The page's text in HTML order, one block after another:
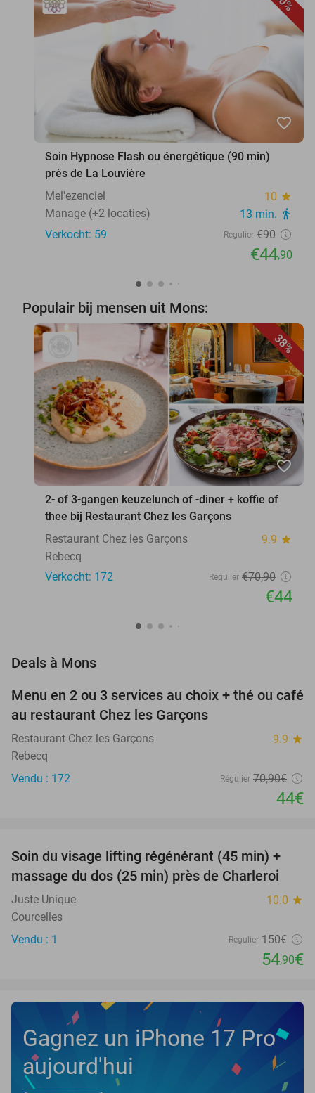
favorite_border
Soin Hypnose Flash ou énergétique (90 min)
près de La Louvière
Mel'ezenciel
10 star
Manage (+2 locaties) 13 min. directions_walk
Verkocht: 59 Regulier €90
€44,90
Populair bij mensen uit Mons:
38%
favorite_border
2- of 3-gangen keuzelunch of -diner + koffie of
thee bij Restaurant Chez les Garçons
Restaurant Chez les Garçons
9.9 star
Rebecq
Verkocht: 172
Regulier €70,90
€44
Deals à Mons
38%
Menu en 2 ou 3 services au choix + thé ou café
au restaurant Chez les Garçons
Restaurant Chez les Garçons 9.9 star
Rebecq
Vendu : 172
Régulier 70,90€
44€
63%
TODAY
Soin du visage lifting régénérant (45 min) +
massage du dos (25 min) près de Charleroi
Juste Unique 10.0 star
Courcelles
Vendu : 1
Régulier 150€
54,90€
Gagnez un iPhone 17 Pro
aujourd'hui